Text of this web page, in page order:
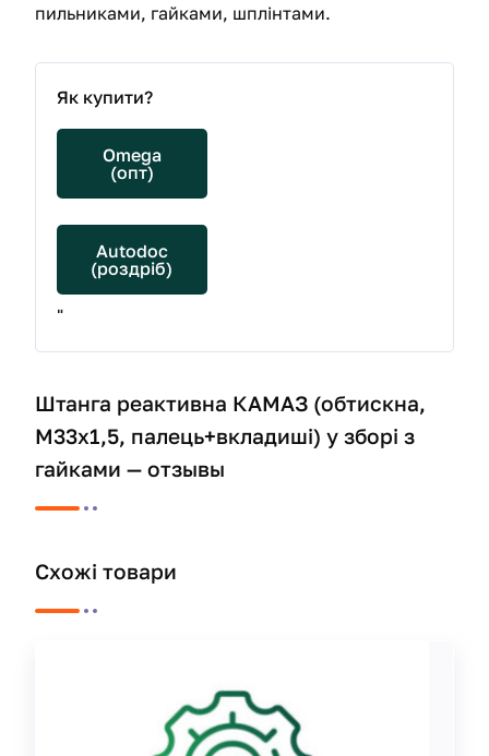
пильниками, гайками, шплінтами.
Як купити?
Omega
(опт)
Autodoc
(роздріб)
"
Штанга реактивна КАМАЗ (обтискна,
М33х1,5, палець+вкладиші) у зборі з
гайками — отзывы
Схожі товари